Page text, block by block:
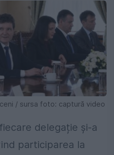
/ sursa foto: captură video
delegație și-a
participarea la